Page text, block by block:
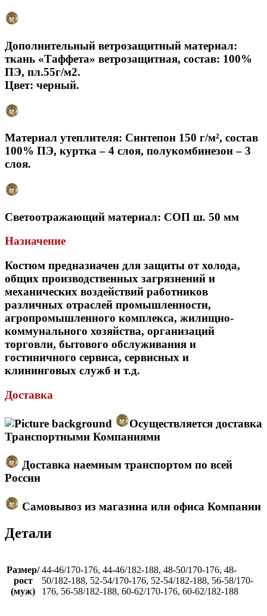
Дополнительный ветрозащитный материал:
ткань «Таффета» ветрозащитная, состав: 100%
ПЭ, пл.55г/м2.
Цвет: черный.
Материал утеплителя: Синтепон 150 г/м², состав
100% ПЭ, куртка – 4 слоя, полукомбинезон – 3
слоя.
Светоотражающий материал: СОП ш. 50 мм
Назначение
Костюм предназначен для защиты от холода,
общих производственных загрязнений и
механических воздействий работников
различных отраслей промышленности,
агропромышленного комплекса, жилищно-
коммунального хозяйства, организаций
торговли, бытового обслуживания и
гостиничного сервиса, сервисных и
клининговых служб и т.д.
Доставка
Осуществляется доставка
Транспортными Компаниями
Доставка наемным транспортом по всей
России
Самовывоз из магазина или офиса Компании
Детали
Размер/
рост
(муж)
44-46/170-176, 44-46/182-188, 48-50/170-176, 48-
50/182-188, 52-54/170-176, 52-54/182-188, 56-58/170-
176, 56-58/182-188, 60-62/170-176, 60-62/182-188